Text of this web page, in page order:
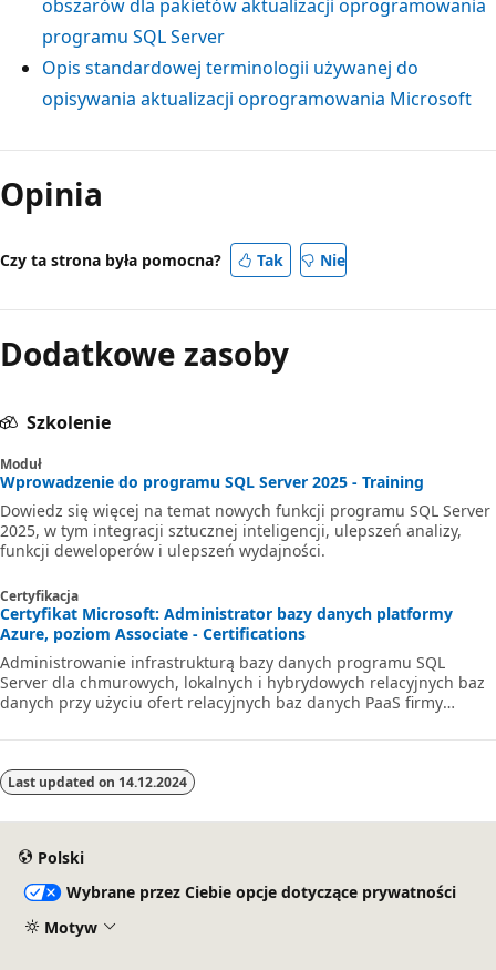
obszarów dla pakietów aktualizacji oprogramowania
programu SQL Server
Opis standardowej terminologii używanej do
opisywania aktualizacji oprogramowania Microsoft
Opinia
Czy ta strona była pomocna? Tak Nie
Dodatkowe zasoby
Szkolenie
Moduł
Wprowadzenie do programu SQL Server 2025 - Training
Dowiedz się więcej na temat nowych funkcji programu SQL Server
2025, w tym integracji sztucznej inteligencji, ulepszeń analizy,
funkcji deweloperów i ulepszeń wydajności.
Certyfikacja
Certyfikat Microsoft: Administrator bazy danych platformy
Azure, poziom Associate - Certifications
Administrowanie infrastrukturą bazy danych programu SQL
Server dla chmurowych, lokalnych i hybrydowych relacyjnych baz
danych przy użyciu ofert relacyjnych baz danych PaaS firmy
Last updated on 14.12.2024
Polski
Wybrane przez Ciebie opcje dotyczące prywatności
Motyw